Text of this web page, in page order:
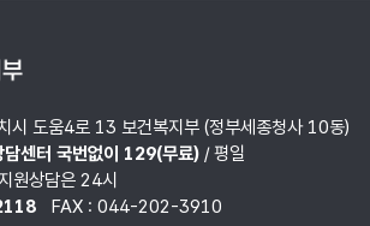
시 도움4로 13 보건복지부 (정부세종청사 10동)
담센터 국번없이 129(무료)/ 평일
원상담은 24시
FAX : 044-202-3910